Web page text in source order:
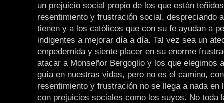
un prejuicio social propio de los que están
resentimiento y frustración social, despreciando
tienen y a los católicos que con su fe ayudan a
indigentes a mejorar día a día. Tal vez sea un
empedernida y siente placer en su enorme
atacar a Monseñor Bergoglio y los que elegimos
guía en nuestras vidas, pero no es el camino,
resentimiento y frustración no se llega a nada en
con prejuicios sociales como los suyos. No toda